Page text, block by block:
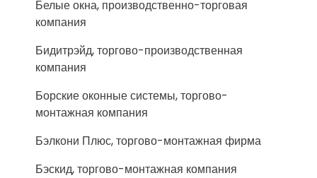
Белые окна, производственно-торговая
компания
Бидитрэйд, торгово-производственная
компания
Борские оконные системы, торгово-
монтажная компания
Бэлкони Плюс, торгово-монтажная фирма
Бэскид, торгово-монтажная компания